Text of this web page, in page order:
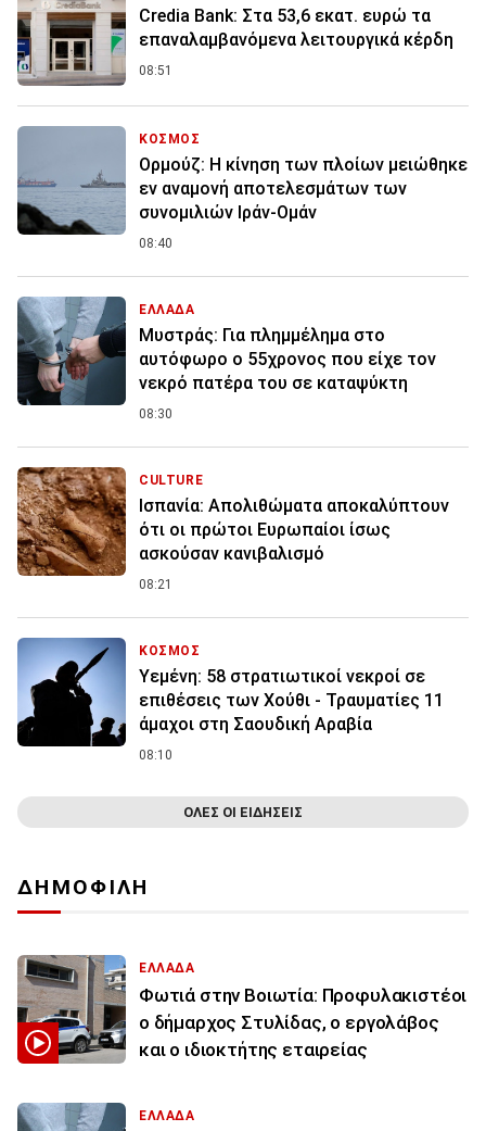
Credia Bank: Στα 53,6 εκατ. ευρώ τα
επαναλαμβανόμενα λειτουργικά κέρδη
08:51
ΚΟΣΜΟΣ
Ορμούζ: Η κίνηση των πλοίων μειώθηκε
εν αναμονή αποτελεσμάτων των
συνομιλιών Ιράν-Ομάν
08:40
ΕΛΛΑΔΑ
Μυστράς: Για πλημμέλημα στο
αυτόφωρο ο 55χρονος που είχε τον
νεκρό πατέρα του σε καταψύκτη
08:30
CULTURE
Ισπανία: Απολιθώματα αποκαλύπτουν
ότι οι πρώτοι Ευρωπαίοι ίσως
ασκούσαν κανιβαλισμό
08:21
ΚΟΣΜΟΣ
Υεμένη: 58 στρατιωτικοί νεκροί σε
επιθέσεις των Χούθι - Τραυματίες 11
άμαχοι στη Σαουδική Αραβία
08:10
ΟΛΕΣ ΟΙ ΕΙΔΗΣΕΙΣ
ΔΗΜΟΦΙΛΗ
ΕΛΛΑΔΑ
Φωτιά στην Βοιωτία: Προφυλακιστέοι
ο δήμαρχος Στυλίδας, ο εργολάβος
και ο ιδιοκτήτης εταιρείας
ΕΛΛΑΔΑ